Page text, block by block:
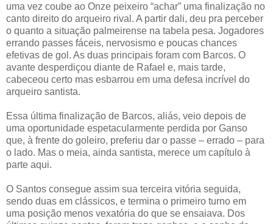
uma vez coube ao Onze peixeiro “achar” uma finalização no
canto direito do arqueiro rival. A partir dali, deu pra perceber
o quanto a situação palmeirense na tabela pesa. Jogadores
errando passes fáceis, nervosismo e poucas chances
efetivas de gol. As duas principais foram com Barcos. O
avante desperdiçou diante de Rafael e, mais tarde,
cabeceou certo mas esbarrou em uma defesa incrível do
arqueiro santista.
Essa última finalização de Barcos, aliás, veio depois de
uma oportunidade espetacularmente perdida por Ganso
que, à frente do goleiro, preferiu dar o passe – errado – para
o lado. Mas o meia, ainda santista, merece um capítulo à
parte aqui.
O Santos consegue assim sua terceira vitória seguida,
sendo duas em clássicos, e termina o primeiro turno em
uma posição menos vexatória do que se ensaiava. Dos